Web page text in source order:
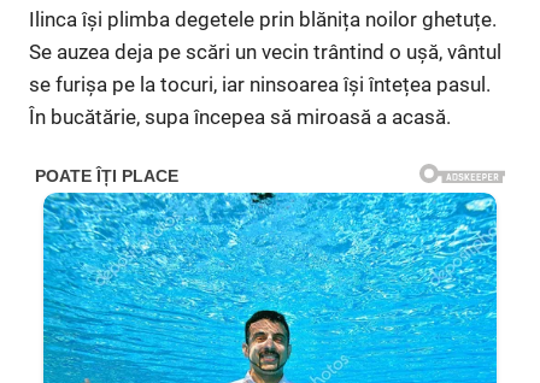
Ilinca își plimba degetele prin blănița noilor ghetuțe.
Se auzea deja pe scări un vecin trântind o ușă, vântul
se furișa pe la tocuri, iar ninsoarea își întețea pasul.
În bucătărie, supa începea să miroasă a acasă.